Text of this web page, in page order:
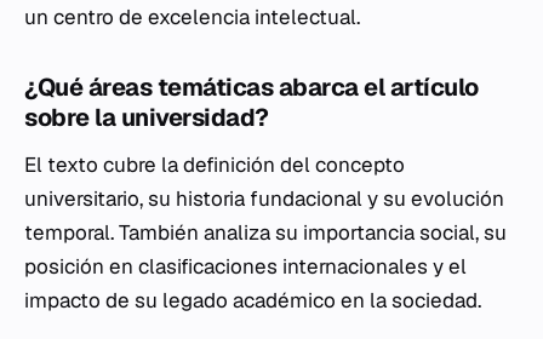
un centro de excelencia intelectual.
¿Qué áreas temáticas abarca el artículo
sobre la universidad?
El texto cubre la definición del concepto
universitario, su historia fundacional y su evolución
temporal. También analiza su importancia social, su
posición en clasificaciones internacionales y el
impacto de su legado académico en la sociedad.